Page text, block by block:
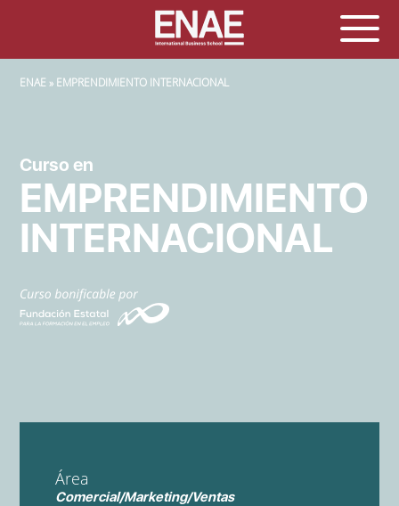
SOBRESCRIBIR ENLACES DE AYUDA A LA NAVEGACIÓN
ENAE EMPRENDIMIENTO INTERNACIONAL
Curso en
EMPRENDIMIENTO
INTERNACIONAL
Área
Comercial/Marketing/Ventas